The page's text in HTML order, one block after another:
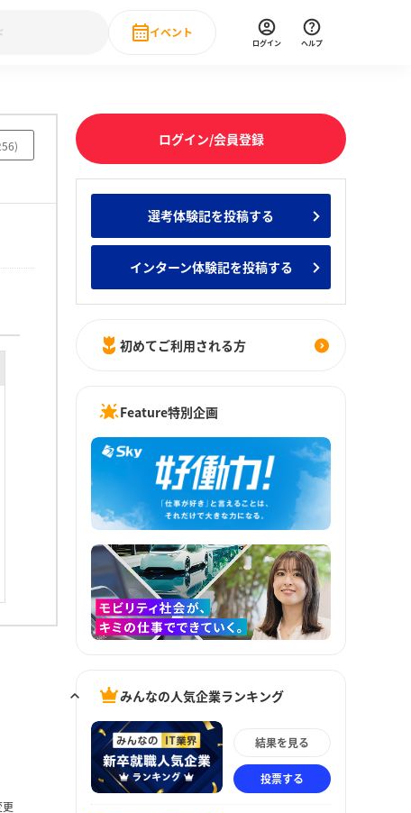
の新卒就職人気企業ランキング みんなのインターン人気企業ランキ
IT・DX現場社員インタビュー
イベント
直近のイベント一覧
ログイン ヘルプ
)
更
ログイン/会員登録
選考体験記を投稿する
インターン体験記を投稿する
初めてご利用される方
Feature特別企画
みんなの人気企業ランキング
結果を見る
投票する